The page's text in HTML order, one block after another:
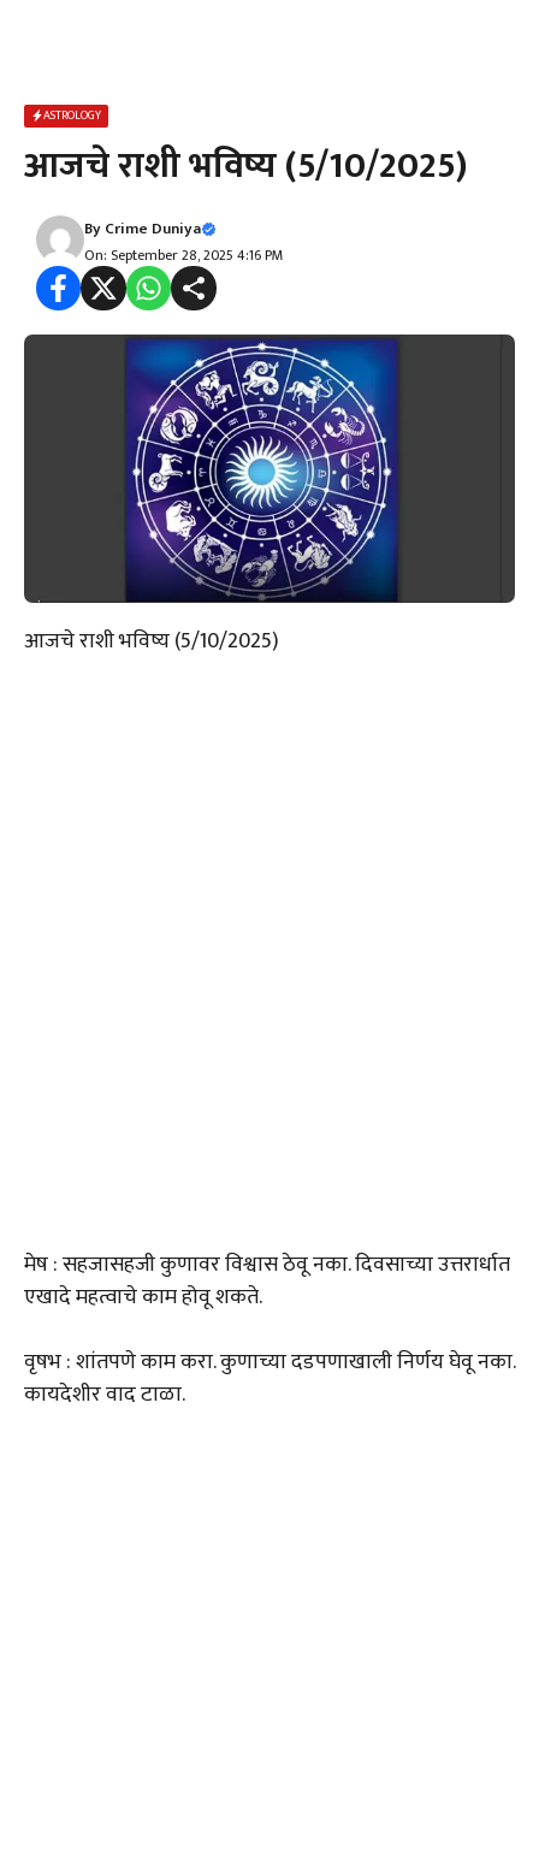
ASTROLOGY
आजचे राशी भविष्य (5/10/2025)
ByCrime Duniya
On: September 28, 2025 4:16 PM
आजचे राशी भविष्य (5/10/2025)
मेष : सहजासहजी कुणावर विश्वास ठेवू नका. दिवसाच्या उत्तरार्धात
एखादे महत्वाचे काम होवू शकते.
वृषभ : शांतपणे काम करा. कुणाच्या दडपणाखाली निर्णय घेवू नका.
कायदेशीर वाद टाळा.